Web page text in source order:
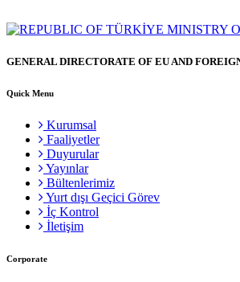
GENERAL DIRECTORATE OF EU AND
Quick Menu
Kurumsal
Faaliyetler
Duyurular
Yayınlar
Bültenlerimiz
Yurt dışı Geçici Görev
İç Kontrol
İletişim
Corporate